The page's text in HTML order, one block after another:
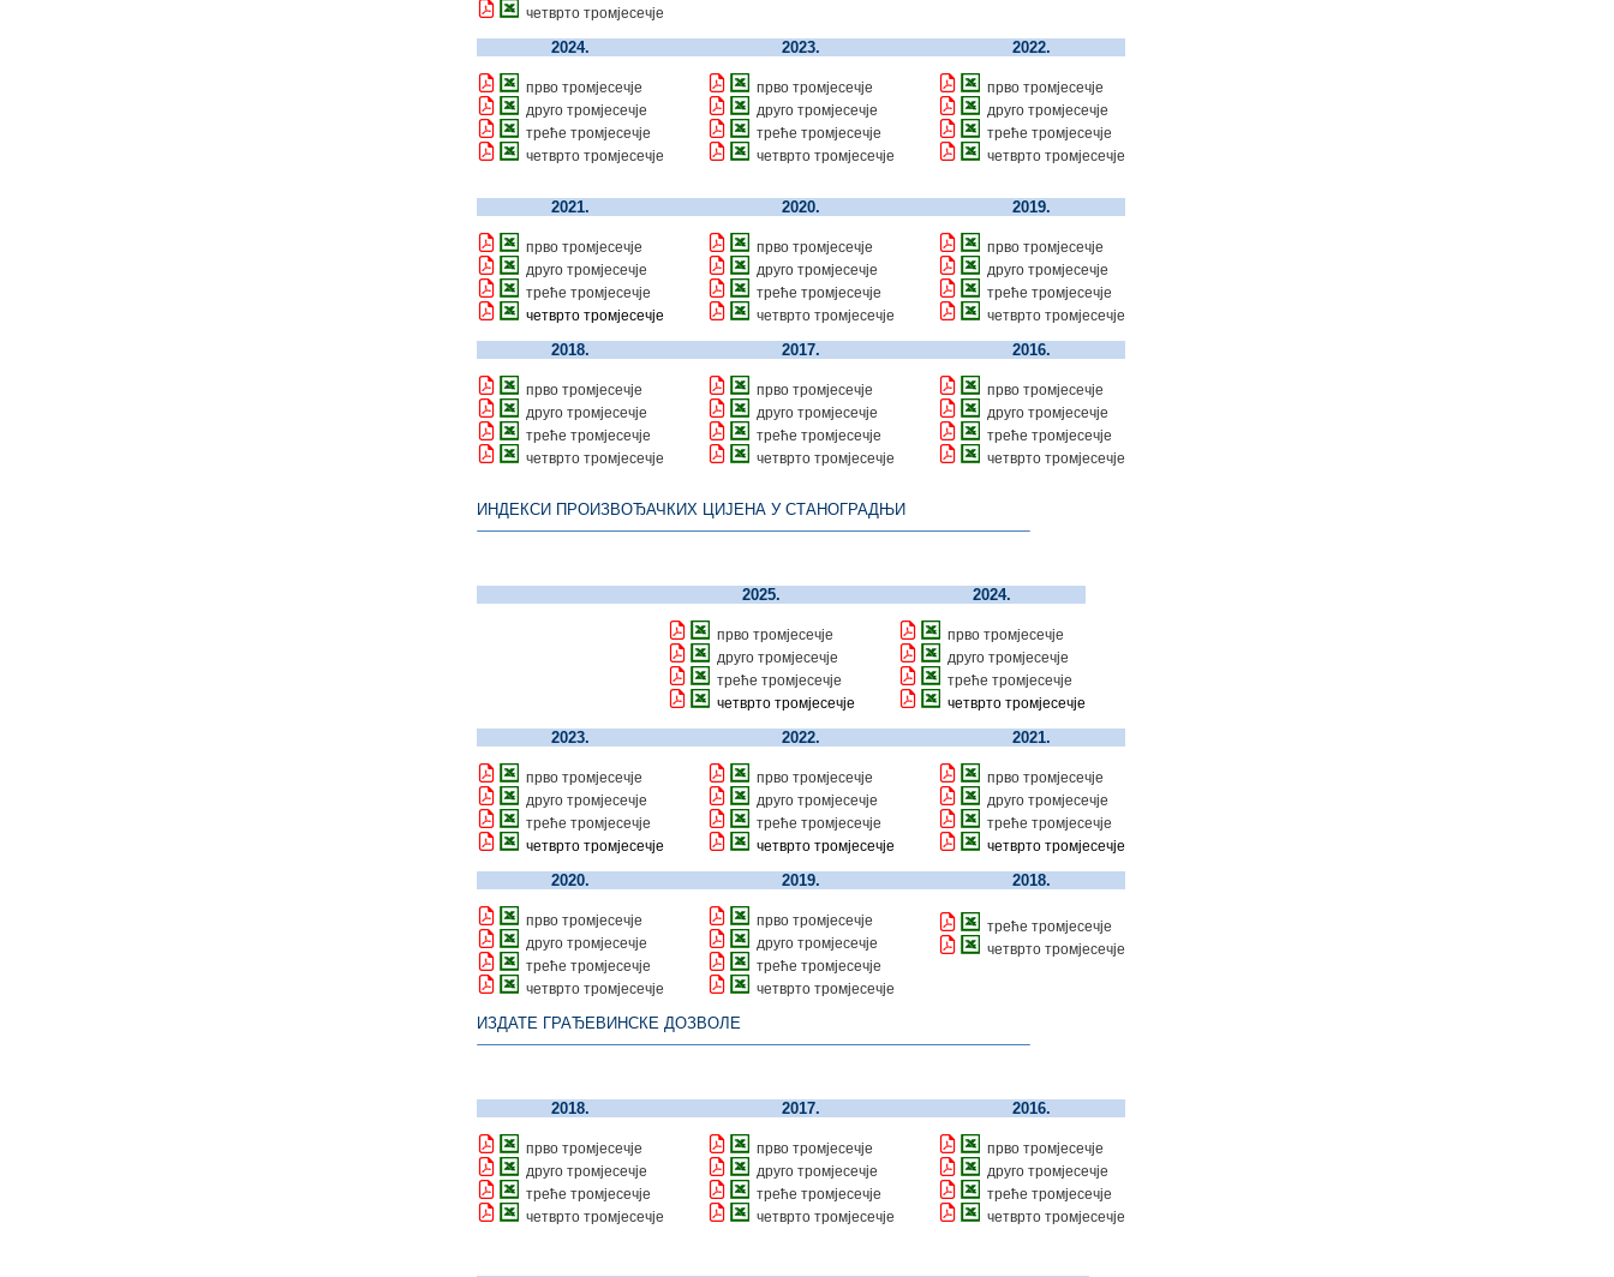
четврто тромјесечје
2024. 2023. 2022.
прво тромјесечје
друго тромјесечје
треће тромјесечје
четврто тромјесечје
прво тромјесечје
друго тромјесечје
треће тромјесечје
четврто тромјесечје
прво тромјесечје
друго тромјесечје
треће тромјесечје
четврто тромјесечје
2021. 2020. 2019.
прво тромјесечје
друго тромјесечје
треће тромјесечје
четврто тромјесечје
прво тромјесечје
друго тромјесечје
треће тромјесечје
четврто тромјесечје
прво тромјесечје
друго тромјесечје
треће тромјесечје
четврто тромјесечје
2018. 2017. 2016.
прво тромјесечје
друго тромјесечје
треће тромјесечје
четврто тромјесечје
прво тромјесечје
друго тромјесечје
треће тромјесечје
четврто тромјесечје
прво тромјесечје
друго тромјесечје
треће тромјесечје
четврто тромјесечје
ИНДЕКСИ ПРОИЗВОЂАЧКИХ ЦИЈЕНА У СТАНОГРАДЊИ
2025. 2024.
прво тромјесечје
друго тромјесечје
треће тромјесечје
четврто тромјесечје
прво тромјесечје
друго тромјесечје
треће тромјесечје
четврто тромјесечје
2023. 2022. 2021.
прво тромјесечје
друго тромјесечје
треће тромјесечје
четврто тромјесечје
прво тромјесечје
друго тромјесечје
треће тромјесечје
четврто тромјесечје
прво тромјесечје
друго тромјесечје
треће тромјесечје
четврто тромјесечје
2020. 2019. 2018.
прво тромјесечје
друго тромјесечје
треће тромјесечје
четврто тромјесечје
прво тромјесечје
друго тромјесечје
треће тромјесечје
четврто тромјесечје
треће тромјесечје
четврто тромјесечје
ИЗДАТЕ ГРАЂЕВИНСКЕ ДОЗВОЛЕ
2018. 2017. 2016.
прво тромјесечје
друго тромјесечје
треће тромјесечје
четврто тромјесечје
прво тромјесечје
друго тромјесечје
треће тромјесечје
четврто тромјесечје
прво тромјесечје
друго тромјесечје
треће тромјесечје
четврто тромјесечје